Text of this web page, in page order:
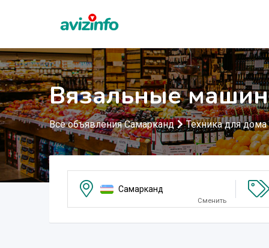
Вязальные
Все объявления Самарканд Техника для дома
Самарканд
Сменить